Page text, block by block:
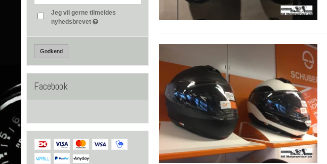
Jeg vil gerne tilmeldes
nyhedsbrevet
Godkend
Facebook